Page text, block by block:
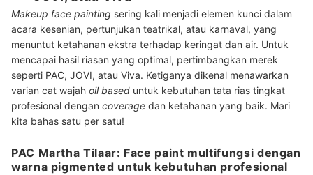
Makeup face painting sering kali menjadi elemen kunci dalam
acara kesenian, pertunjukan teatrikal, atau karnaval, yang
menuntut ketahanan ekstra terhadap keringat dan air. Untuk
mencapai hasil riasan yang optimal, pertimbangkan merek
seperti PAC, JOVI, atau Viva. Ketiganya dikenal menawarkan
varian cat wajah oil based untuk kebutuhan tata rias tingkat
profesional dengan coverage dan ketahanan yang baik. Mari
kita bahas satu per satu!
PAC Martha Tilaar: Face paint multifungsi dengan
warna pigmented untuk kebutuhan profesional